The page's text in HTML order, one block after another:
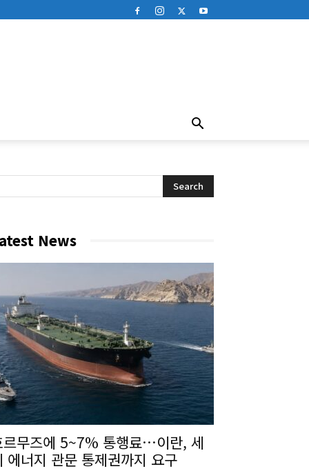
News
르무즈에 5~7% 통행료…이란, 세
에너지 관문 통제권까지 요구